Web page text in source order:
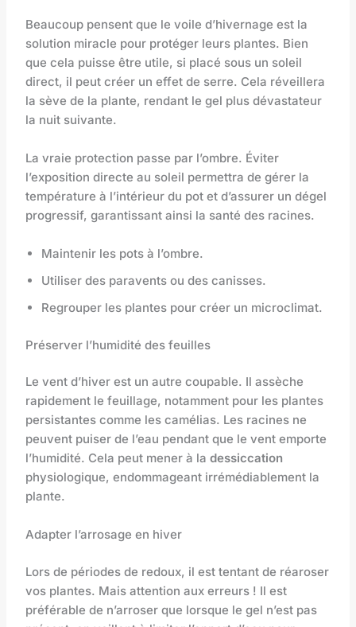
Beaucoup pensent que le voile d’hivernage est la
solution miracle pour protéger leurs plantes. Bien
que cela puisse être utile, si placé sous un soleil
direct, il peut créer un effet de serre. Cela réveillera
la sève de la plante, rendant le gel plus dévastateur
la nuit suivante.
La vraie protection passe par l’ombre. Éviter
l’exposition directe au soleil permettra de gérer la
température à l’intérieur du pot et d’assurer un dégel
progressif, garantissant ainsi la santé des racines.
Maintenir les pots à l’ombre.
Utiliser des paravents ou des canisses.
Regrouper les plantes pour créer un microclimat.
Préserver l’humidité des feuilles
Le vent d’hiver est un autre coupable. Il assèche
rapidement le feuillage, notamment pour les plantes
persistantes comme les camélias. Les racines ne
peuvent puiser de l’eau pendant que le vent emporte
l’humidité. Cela peut mener à ladessiccation
physiologique, endommageant irrémédiablement la
plante.
Adapter l’arrosage en hiver
Lors de périodes de redoux, il est tentant de réaroser
vos plantes. Mais attention aux erreurs ! Il est
préférable de n’arroser que lorsque le gel n’est pas